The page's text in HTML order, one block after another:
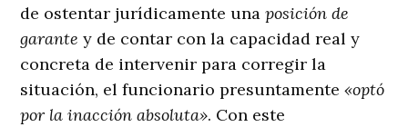
de ostentar jurídicamente unaposición de
garante y de contar con la capacidad real y
concreta de intervenir para corregir la
situación, el funcionario presuntamente«optó
por la inacción absoluta». Con este